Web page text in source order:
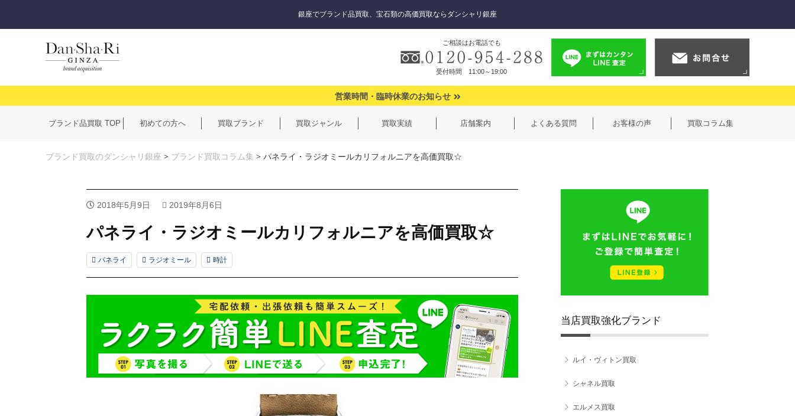
銀座でブランド品買取、宝石類の高価買取ならダンシャリ銀座
ご相談はお電話でも
受付時間 11:00～19:00
営業時間・臨時休業のお知らせ
ブランド品買取 TOP 初めての方へ 買取ブランド 買取ジャンル 買取実績 店舗案内 よくある質問 お客様の声 買取コラム集
ブランド買取のダンシャリ銀座 > ブランド買取コラム集 > パネライ・ラジオミールカリフォルニアを高価買取☆
2018年5月9日 2019年8月6日
パネライ・ラジオミールカリフォルニアを高価買取☆
パネライ ラジオミール 時計
当店買取強化ブランド
ルイ・ヴィトン買取
シャネル買取
エルメス買取